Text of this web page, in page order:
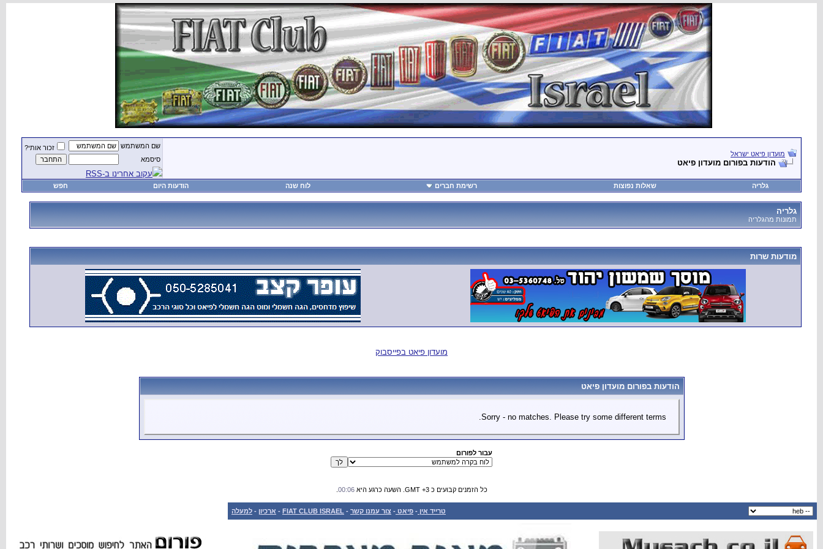
מועדון פיאט ישראל
הודעות בפורום מועדון פיאט
שם המשתמש
זכור אותי?
סיסמא
עקוב אחרינו ב-RSS
גלריה שאלות נפוצות רשימת חברים לוח שנה הודעות היום חפש
גלריה
תמונות מהגלריה
מודעות שרות
מועדון פיאט בפייסבוק
הודעות בפורום מועדון פיאט
Sorry - no matches. Please try some different terms.
עבור לפורום
כל הזמנים קבועים כ GMT +3. השעה כרגע היא 00:06
טרייד אין - פיאט - צור עמנו קשר -
FIAT CLUB ISRAEL
- ארכיון - למעלה